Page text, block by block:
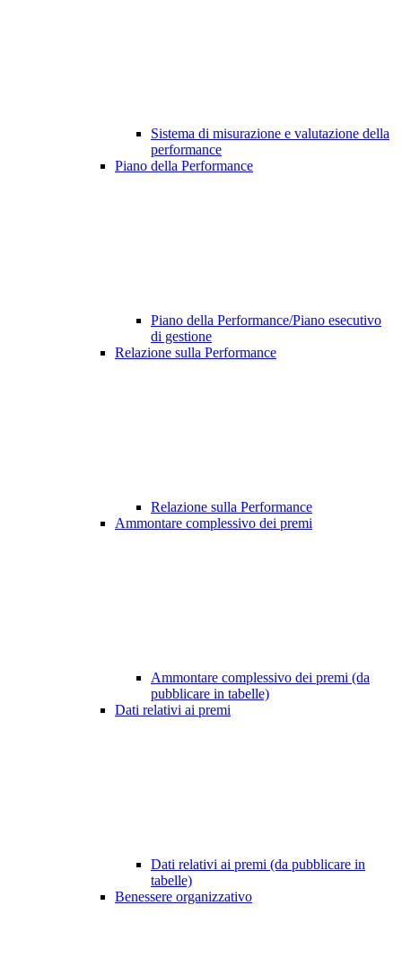
Sistema di misurazione e valutazione della
performance
Piano della Performance
Piano della Performance/Piano esecutivo
di gestione
Relazione sulla Performance
Relazione sulla Performance
Ammontare complessivo dei premi
Ammontare complessivo dei premi (da
pubblicare in tabelle)
Dati relativi ai premi
Dati relativi ai premi (da pubblicare in
tabelle)
Benessere organizzativo